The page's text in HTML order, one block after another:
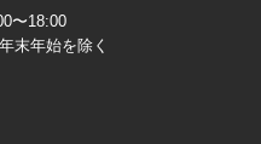
〜18:00
末年始を除く